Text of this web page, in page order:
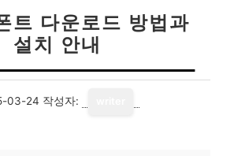
트 다운로드 방법과
설치 안내
03-24 작성자: